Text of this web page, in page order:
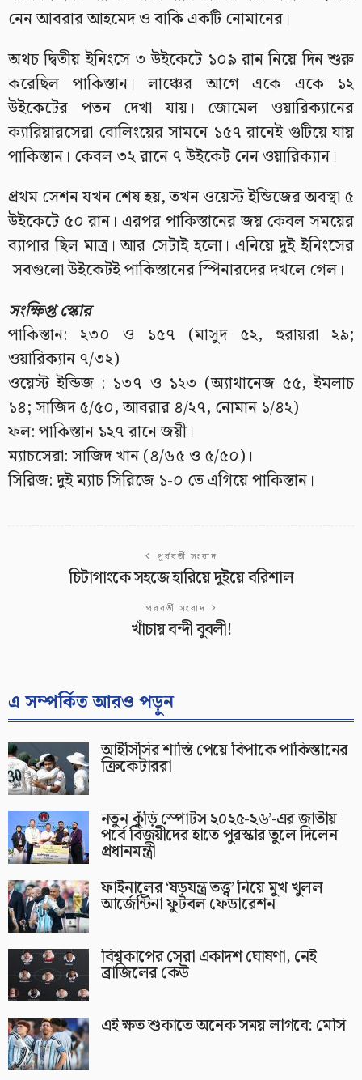
নেন আবরার আহমেদ ও বাকি একটি নোমানের।
অথচ দ্বিতীয় ইনিংসে ৩ উইকেটে ১০৯ রান নিয়ে দিন শুরু
করেছিল পাকিস্তান। লাঞ্চের আগে একে একে ১২
উইকেটের পতন দেখা যায়। জোমেল ওয়ারিক্যানের
ক্যারিয়ারসেরা বোলিংয়ের সামনে ১৫৭ রানেই গুটিয়ে যায়
পাকিস্তান। কেবল ৩২ রানে ৭ উইকেট নেন ওয়ারিক্যান।
প্রথম সেশন যখন শেষ হয়, তখন ওয়েস্ট ইন্ডিজের অবস্থা ৫
উইকেটে ৫০ রান। এরপর পাকিস্তানের জয় কেবল সময়ের
ব্যাপার ছিল মাত্র। আর সেটাই হলো। এনিয়ে দুই ইনিংসের
সবগুলো উইকেটই পাকিস্তানের স্পিনারদের দখলে গেল।
সংক্ষিপ্ত স্কোর
পাকিস্তান: ২৩০ ও ১৫৭ (মাসুদ ৫২, হুরায়রা ২৯;
ওয়ারিক্যান ৭/৩২)
ওয়েস্ট ইন্ডিজ : ১৩৭ ও ১২৩ (অ্যাথানেজ ৫৫, ইমলাচ
১৪; সাজিদ ৫/৫০, আবরার ৪/২৭, নোমান ১/৪২)
ফল: পাকিস্তান ১২৭ রানে জয়ী।
ম্যাচসেরা: সাজিদ খান (৪/৬৫ ও ৫/৫০)।
সিরিজ: দুই ম্যাচ সিরিজে ১-০ তে এগিয়ে পাকিস্তান।
পূর্ববর্তী সংবাদ
চিটাগাংকে সহজে হারিয়ে দুইয়ে বরিশাল
পরবর্তী সংবাদ
খাঁচায় বন্দী বুবলী!
এ সম্পর্কিত আরও পড়ুন
আইসিসির শাস্তি পেয়ে বিপাকে পাকিস্তানের
ক্রিকেটাররা
নতুন কুঁড়ি স্পোর্টস ২০২৫-২৬’-এর জাতীয়
পর্বে বিজয়ীদের হাতে পুরস্কার তুলে দিলেন
প্রধানমন্ত্রী
ফাইনালের ‘ষড়যন্ত্র তত্ত্ব’ নিয়ে মুখ খুলল
আর্জেন্টিনা ফুটবল ফেডারেশন
বিশ্বকাপের সেরা একাদশ ঘোষণা, নেই
ব্রাজিলের কেউ
এই ক্ষত শুকাতে অনেক সময় লাগবে: মেসি